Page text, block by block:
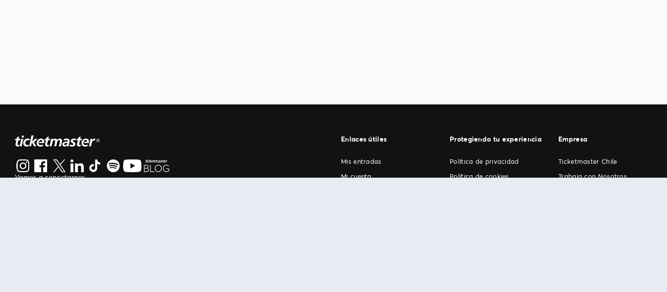
Vamos a conectarnos
Enlaces útiles
Mis entradas
Mi cuenta
Protegiendo tu experiencia
Política de privacidad
Política de cookies
Empresa
Ticketmaster Chile
Trabaja con Nosotros